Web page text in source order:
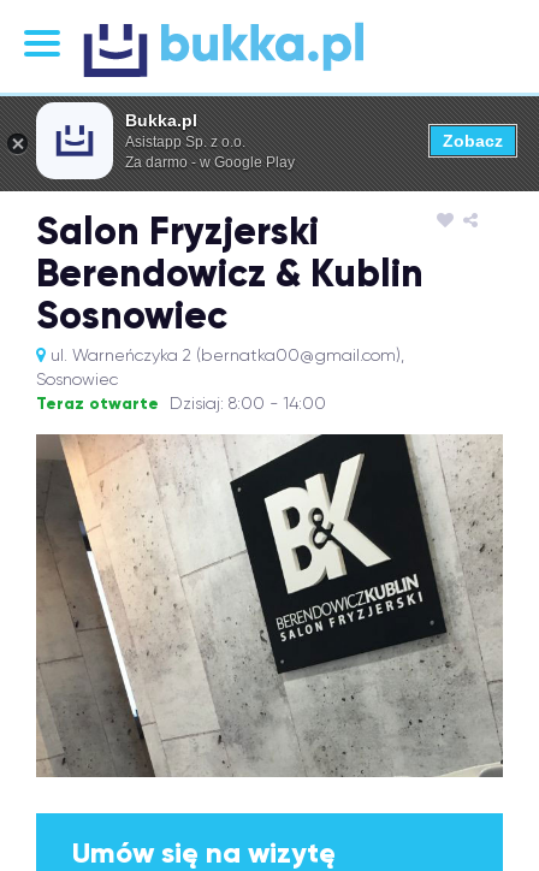
Salon Fryzjerski
Berendowicz & Kublin
Sosnowiec
ul. Warneńczyka 2 (bernatka00@gmail.com),
Sosnowiec
Teraz otwarte Dzisiaj: 8:00 - 14:00
Umów się na wizytę
Bukka.pl
Asistapp Sp. z o.o.
Za darmo - w Google Play
Zobacz